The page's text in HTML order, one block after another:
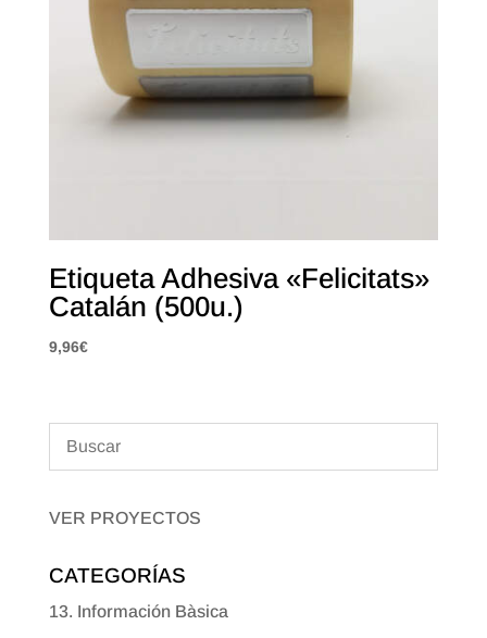
Etiqueta Adhesiva «Felicitats»
Catalán (500u.)
9,96€
VER PROYECTOS
CATEGORÍAS
13. Información Bàsica